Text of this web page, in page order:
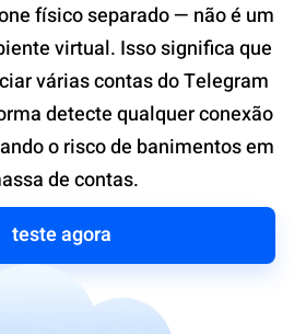
físico separado — não é um
virtual. Isso significa que
várias contas do Telegram
detecte qualquer conexão
o risco de banimentos em
de contas.
teste agora